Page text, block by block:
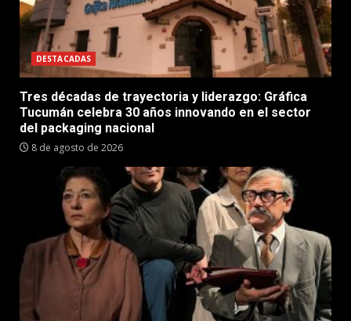
DESTACADAS
Tres décadas de trayectoria y liderazgo: Gráfica
Tucumán celebra 30 años innovando en el sector
del packaging nacional
8 de agosto de 2026